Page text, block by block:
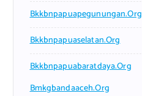
Bkkbnpapuapegunungan.org
Bkkbnpapuaselatan.org
Bkkbnpapuabaratdaya.org
Bmkgbandaaceh.org